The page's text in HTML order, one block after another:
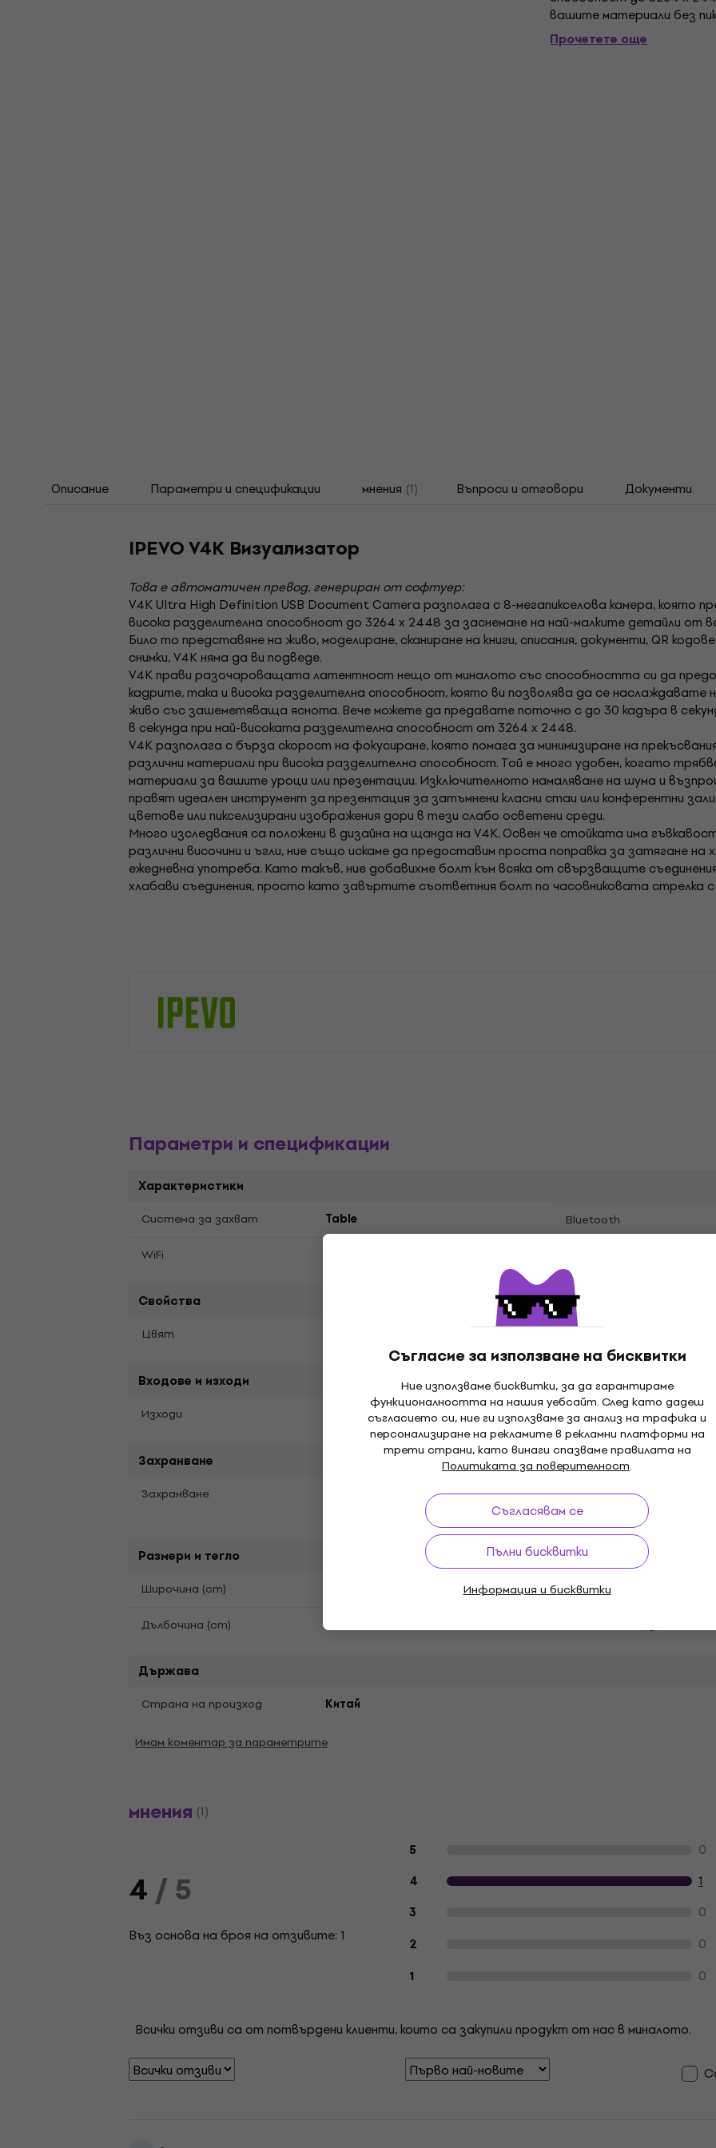
Съгласие за използване на бисквитки
Ние използваме бисквитки, за да гарантираме
функционалността на нашия уебсайт. След като дадеш
съгласието си, ние ги използваме за анализ на трафика и
персонализиране на рекламите в рекламни платформи на
трети страни, като винаги спазваме правилата на
Политиката за поверителност.
Съгласявам се
Пълни бисквитки
Информация и бисквитки
вашите материали без
моделиране, сканиране на
или...
Прочетете още
Описание Параметри и спецификации мнения (1) Въпроси и отговори Документи
IPEVO V4K Bизуализатор
Това е автоматичен превод, генериран от софтуер:
V4K Ultra High Definition USB Document Camera разполага с 8-мегапикселова камера, която
висока разделителна способност до 3264 x 2448 за заснемане на най-малките детайли от
Било то представяне на живо, моделиране, сканиране на книги, списания, документи, QR
снимки, V4K няма да ви подведе.
V4K прави разочароващата латентност нещо от миналото със способността си да
кадрите, така и висока разделителна способност, която ви позволява да се наслаждавате
живо със зашеметяваща яснота. Вече можете да предавате поточно с до 30 кадъра в
в секунда при най-високата разделителна способност от 3264 x 2448.
V4K разполага с бърза скорост на фокусиране, която помага за минимизиране на
различни материали при висока разделителна способност. Той е много удобен, когато
материали за вашите уроци или презентации. Изключителното намаляване на шума и
правят идеален инструмент за презентация за затъмнени класни стаи или конферентни
цветове или пикселизирани изображения дори в тези слабо осветени среди.
Много изследвания са положени в дизайна на щанда на V4K. Освен че стойката има
различни височини и ъгли, ние също искаме да предоставим проста поправка за затягане на
ежедневна употреба. Като такъв, ние добавихме болт към всяка от свързващите
хлабави съединения, просто като завъртите съответния болт по часовниковата стрелка
Параметри и спецификации
Характеристики
Система за захват Table Bluetooth
WiFi
Свойства
Цвят
Входове и изходи
Изходи USB
Захранване
Захранване
Възможност за работа на
батерии
Размери и тегло
Широчина (cm) Bисочина (cm)
Дълбочина (cm)
4,8
Държава
Страна на произход Китай
Имам коментар за параметрите
мнения (1)
4/ 5
Въз основа на броя на отзивите: 1
Отзиви на клиенти за продукта
5 0
4 1
3 0
2 0
1 0
Всички отзиви са от потвърдени клиенти, които са закупили продукт от нас в миналото.